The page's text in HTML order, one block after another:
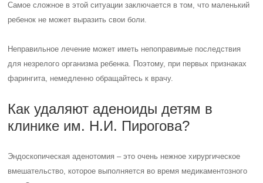
Самое сложное в этой ситуации заключается в том, что маленький
ребенок не может выразить свои боли.
Неправильное лечение может иметь непоправимые последствия
для незрелого организма ребенка. Поэтому, при первых признаках
фарингита, немедленно обращайтесь к врачу.
Как удаляют аденоиды детям в
клинике им. Н.И. Пирогова?
Эндоскопическая аденотомия – это очень нежное хирургическое
вмешательство, которое выполняется во время медикаментозного